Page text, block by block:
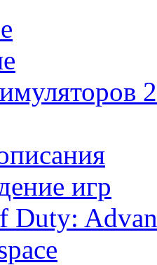
игр
Duty: